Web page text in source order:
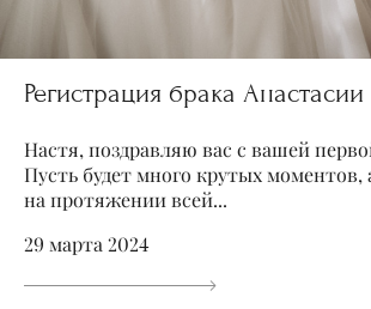
Регистрация брака
Настя, поздравляю вас с вашей
Пусть будет много крутых
на протяжении всей...
29 марта 2024